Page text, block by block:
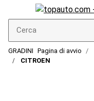
GRADINI Pagina di avvio
CITROEN